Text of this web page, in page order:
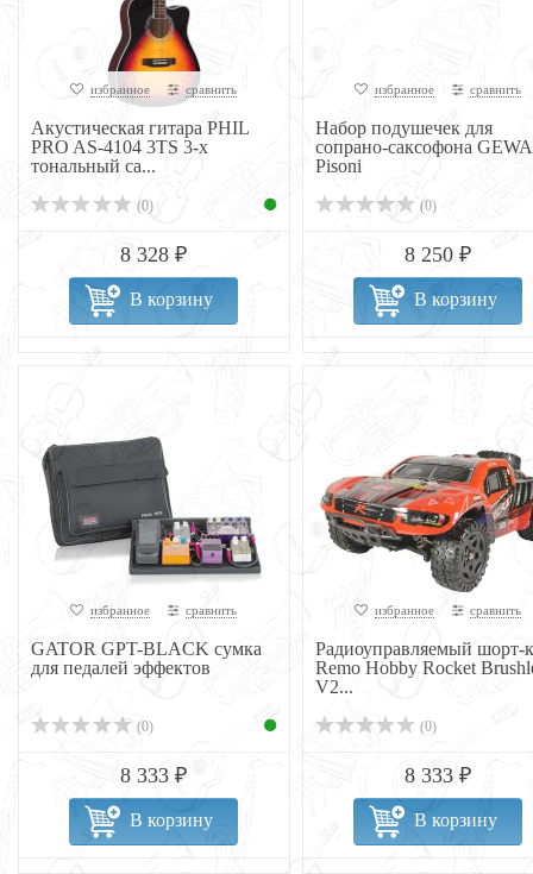
избранное сравнить
Акустическая гитара PHIL
PRO AS-4104 3TS 3-х
тональный са...
(0)
8 328 ₽
В корзину
избранное сравнить
Набор подушечек для
сопрано-саксофона GEWA
Pisoni
(0)
8 250 ₽
В корзину
избранное сравнить
GATOR GPT-BLACK сумка
для педалей эффектов
(0)
8 333 ₽
В корзину
избранное сравнить
Радиоуправляемый шорт-
Remo Hobby Rocket
V2...
(0)
8 333 ₽
В корзину